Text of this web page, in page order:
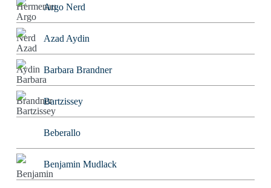
Argo Nerd
Azad Aydin
Barbara Brandner
Bartzissey
Beberallo
Benjamin Mudlack